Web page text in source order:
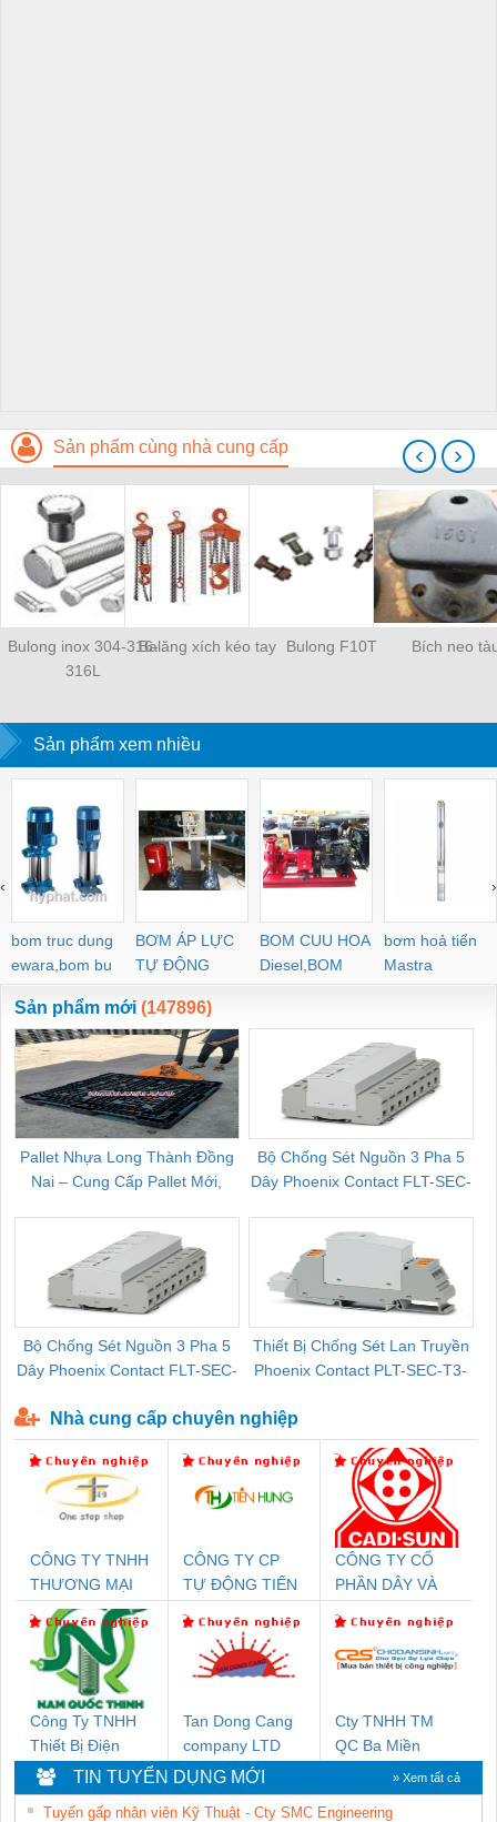
Sản phẩm cùng nhà cung cấp
Bulong inox 304-316-
316L
Balăng xích kéo tay Bulong F10T Bích neo
‹ ›
Sản phẩm xem nhiều
bom truc dung
ewara,bom bu
ewara
BƠM ÁP LỰC
TỰ ĐỘNG
BOM CUU HOA
Diesel,BOM
CHUA CHAY
bơm hoả tiển
Mastra
‹ ›
Sản phẩm mới (147896)
Pallet Nhựa Long Thành Đồng
Nai – Cung Cấp Pallet Mới,
Bộ Chống Sét Nguồn 3 Pha 5
Dây Phoenix Contact FLT-SEC-
Bộ Chống Sét Nguồn 3 Pha 5
Dây Phoenix Contact FLT-SEC-
Thiết Bị Chống Sét Lan Truyền
Phoenix Contact PLT-SEC-T3-
Nhà cung cấp chuyên nghiệp
CÔNG TY TNHH
THƯƠNG MẠI
THIÊN ÂN VIỆT
NAM
CÔNG TY CP
TỰ ĐỘNG TIẾN
CÔNG TY CỔ
PHẦN DÂY VÀ
THƯỢNG ĐÌNH
Công Ty TNHH
Thiết Bị Điện
Nam Quốc Thịnh
Tan Dong Cang
company LTD
Cty TNHH TM
QC Ba Miền
TIN TUYỂN DỤNG MỚI » Xem tất cả
Tuyển gấp nhân viên Kỹ Thuật - Cty SMC Engineering